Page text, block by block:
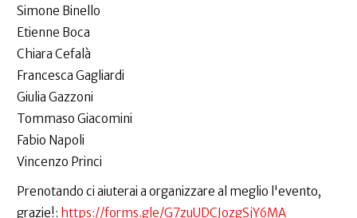
Simone Binello
Etienne Boca
Chiara Cefalà
Francesca Gagliardi
Giulia Gazzoni
Tommaso Giacomini
Fabio Napoli
Vincenzo Princi
Prenotando ci aiuterai a organizzare al meglio l'evento,
grazie!: https://forms.gle/G7zuUDCJozgSjY6MA